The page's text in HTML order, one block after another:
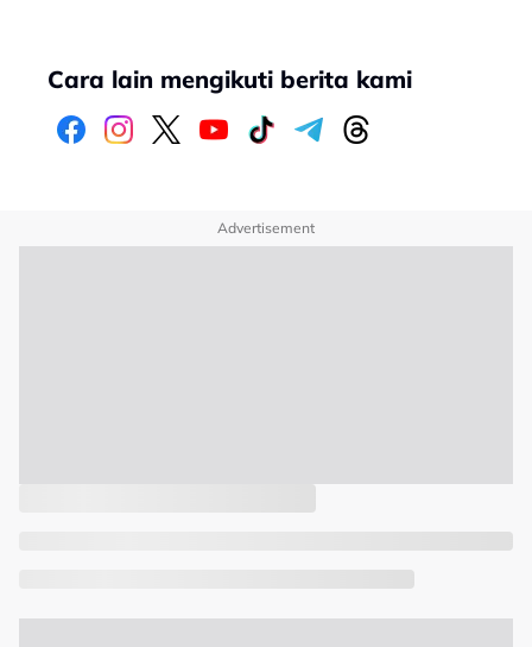
Cara lain mengikuti berita kami
Advertisement